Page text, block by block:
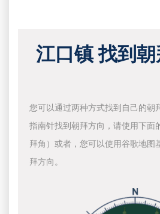
江口镇 找到
您可以通过两种方式找到自己的朝
指南针找到朝拜方向，请使用下面
拜角）或者，您可以使用谷歌地图
拜方向。